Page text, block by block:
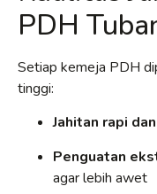
PDH
Setiap kemeja PDH
tinggi:
Jahitan rapi
Penguatan
agar lebih awet